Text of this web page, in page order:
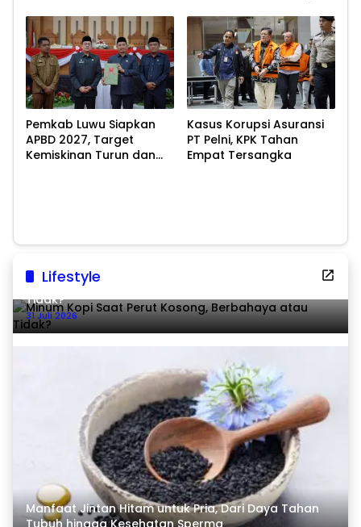
Pascabencana
Pemkab Luwu Siapkan
APBD 2027, Target
Kemiskinan Turun dan
Kasus Korupsi Asuransi
PT Pelni, KPK Tahan
Empat Tersangka
Lifestyle
Minum Kopi Saat Perut Kosong, Berbahaya atau
Tidak?
31 Juli 2026
Manfaat Jintan Hitam untuk Pria, Dari Daya Tahan
Tubuh hingga Kesehatan Sperma